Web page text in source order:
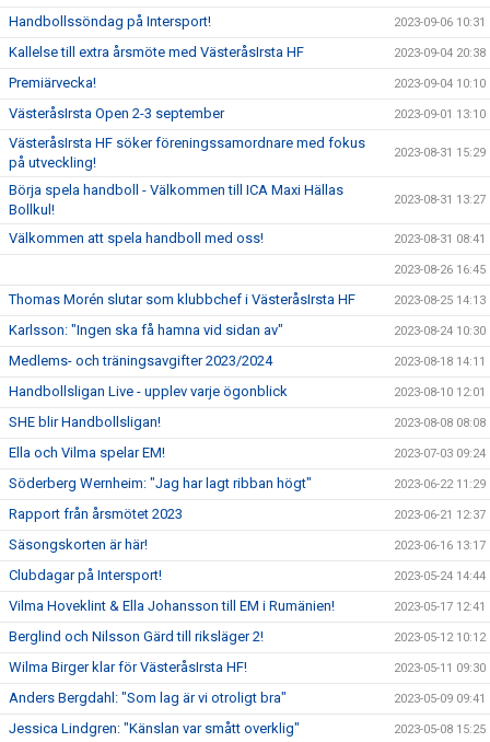
Handbollssöndag på Intersport! 2023-09-06 10:31
Kallelse till extra årsmöte med VästeråsIrsta HF 2023-09-04 20:38
Premiärvecka! 2023-09-04 10:10
VästeråsIrsta Open 2-3 september 2023-09-01 13:10
VästeråsIrsta HF söker föreningssamordnare med fokus
på utveckling!
2023-08-31 15:29
Börja spela handboll - Välkommen till ICA Maxi Hällas
Bollkul!
2023-08-31 13:27
Välkommen att spela handboll med oss! 2023-08-31 08:41
2023-08-26 16:45
Thomas Morén slutar som klubbchef i VästeråsIrsta HF 2023-08-25 14:13
Karlsson: "Ingen ska få hamna vid sidan av" 2023-08-24 10:30
Medlems- och träningsavgifter 2023/2024 2023-08-18 14:11
Handbollsligan Live - upplev varje ögonblick 2023-08-10 12:01
SHE blir Handbollsligan! 2023-08-08 08:08
Ella och Vilma spelar EM! 2023-07-03 09:24
Söderberg Wernheim: "Jag har lagt ribban högt" 2023-06-22 11:29
Rapport från årsmötet 2023 2023-06-21 12:37
Säsongskorten är här! 2023-06-16 13:17
Clubdagar på Intersport! 2023-05-24 14:44
Vilma Hoveklint & Ella Johansson till EM i Rumänien! 2023-05-17 12:41
Berglind och Nilsson Gärd till riksläger 2! 2023-05-12 10:12
Wilma Birger klar för VästeråsIrsta HF! 2023-05-11 09:30
Anders Bergdahl: "Som lag är vi otroligt bra" 2023-05-09 09:41
Jessica Lindgren: "Känslan var smått overklig" 2023-05-08 15:25